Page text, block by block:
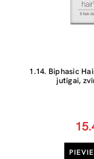
1.14. Biphasic
jutīgai,